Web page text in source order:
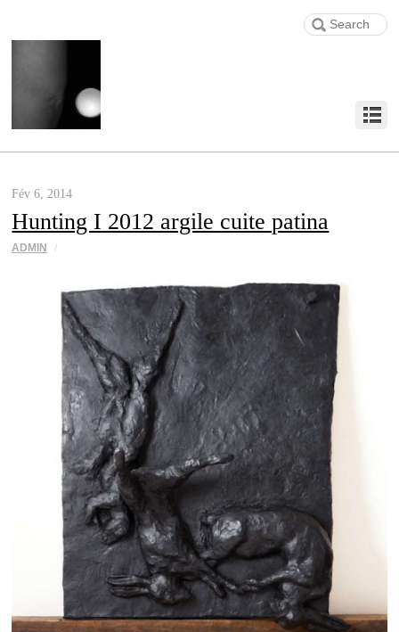
Fév 6, 2014
Hunting I 2012 argile cuite patina
ADMIN /